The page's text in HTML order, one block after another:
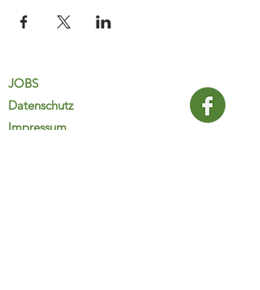
JOBS
Datenschutz
Impressum